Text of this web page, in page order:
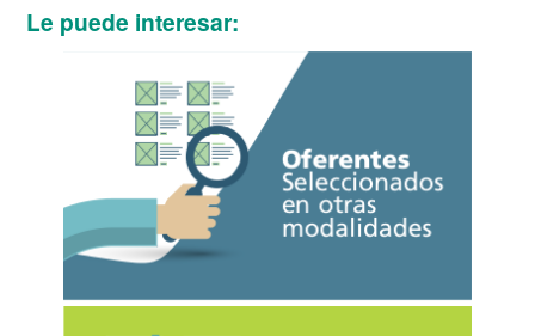
Le puede interesar: